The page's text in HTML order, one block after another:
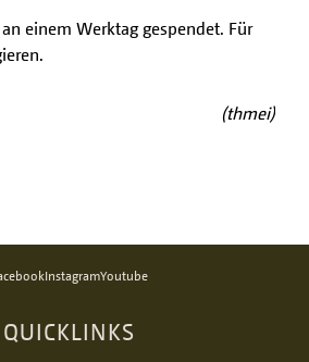
einem Werktag gespendet. Für
(thmei)
InstagramYoutube
QUICKLINKS